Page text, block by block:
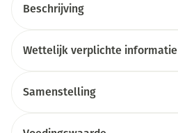
Beschrijving
Wettelijk verplichte informatie
Samenstelling